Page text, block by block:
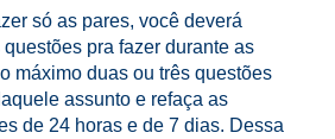
só as pares, você deverá
pra fazer durante as
máximo duas ou três questões
assunto e refaça as
de 24 horas e de 7 dias. Dessa